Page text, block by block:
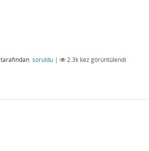
tarafından soruldu | 2.3k kez görüntülendi